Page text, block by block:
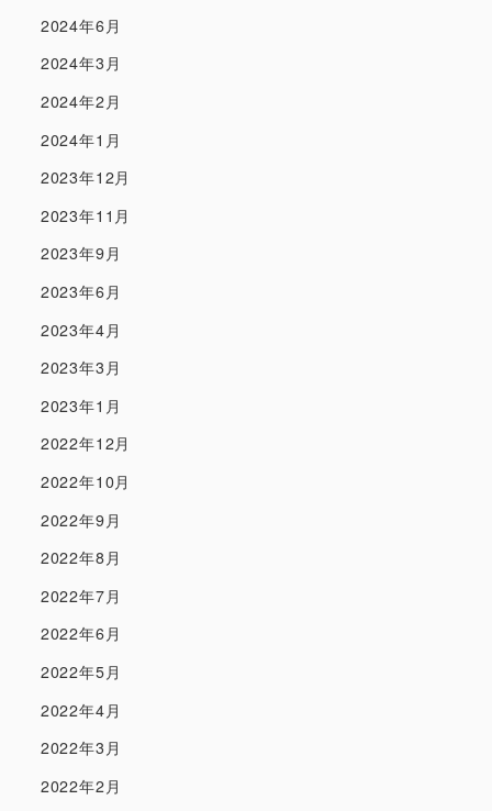
2024年6月
2024年3月
2024年2月
2024年1月
2023年12月
2023年11月
2023年9月
2023年6月
2023年4月
2023年3月
2023年1月
2022年12月
2022年10月
2022年9月
2022年8月
2022年7月
2022年6月
2022年5月
2022年4月
2022年3月
2022年2月